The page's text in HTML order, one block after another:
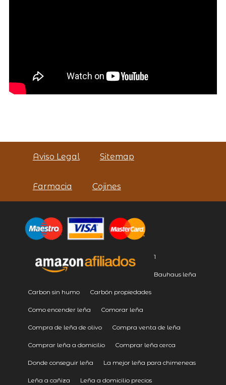
Aviso Legal Sitemap
Farmacia Cojines
1
Bauhaus leña
Carbon sin humo Carbón propiedades
Como encender leña Comorar leña
Compra de leña de olivo Compra venta de leña
Comprar leña a domicilio Comprar leña cerca
Donde conseguir leña La mejor leña para chimeneas
Leña a cañiza Leña a domicilio precios